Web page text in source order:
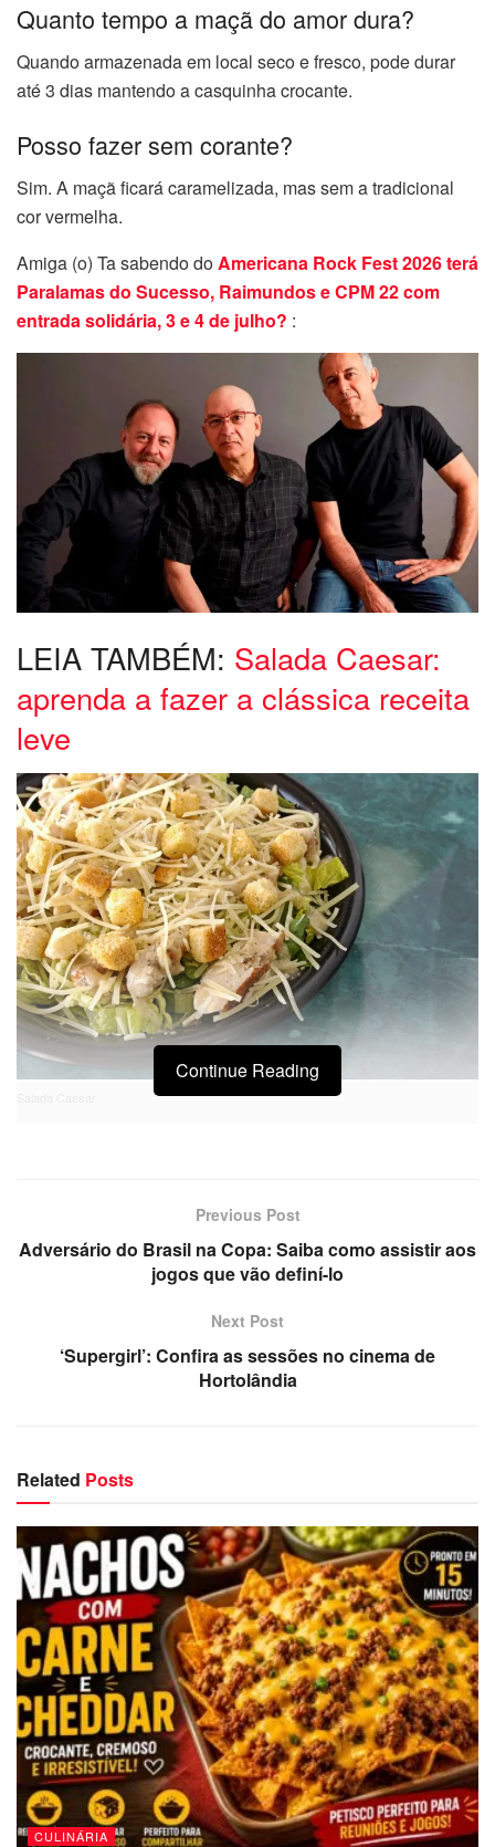
Quanto tempo a maçã do amor dura?
Quando armazenada em local seco e fresco, pode durar
até 3 dias mantendo a casquinha crocante.
Posso fazer sem corante?
Sim. A maçã ficará caramelizada, mas sem a tradicional
cor vermelha.
Amiga (o) Ta sabendo doAmericana Rock Fest 2026 terá
Paralamas do Sucesso, Raimundos e CPM 22 com
entrada solidária, 3 e 4 de julho? :
LEIA TAMBÉM: Salada Caesar:
aprenda a fazer a clássica receita
leve
Continue Reading
Previous Post
Adversário do Brasil na Copa: Saiba como assistir aos
jogos que vão definí-lo
Next Post
‘Supergirl’: Confira as sessões no cinema de
Hortolândia
Related Posts
CULINÁRIA